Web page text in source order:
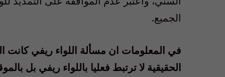
الجميع.
في المعلومات ان مسألة اللواء ريفي
الحقيقية لا ترتبط فعليا باللواء ريفي بل